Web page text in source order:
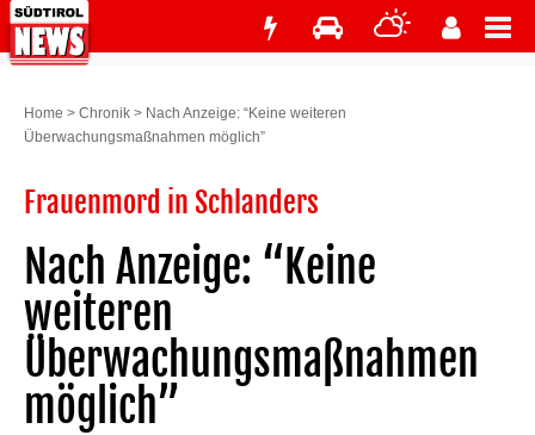
Home > Chronik > Nach Anzeige: “Keine weiteren
Überwachungsmaßnahmen möglich”
Frauenmord in Schlanders
Nach Anzeige: “Keine
weiteren
Überwachungsmaßnahmen
möglich”